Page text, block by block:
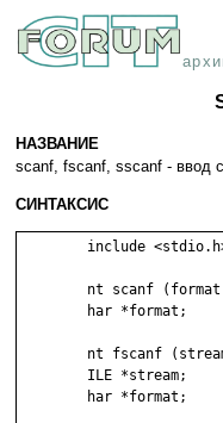
НАЗВАНИЕ
scanf, fscanf, sscanf - ввод
СИНТАКСИС